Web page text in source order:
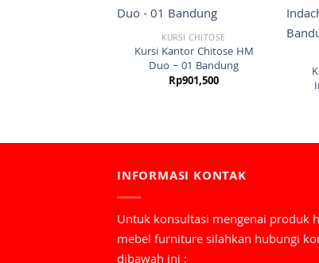
KURSI CHITOSE
Kursi Kantor Chitose HM
Duo – 01 Bandung
Rp901,500
INFORMASI KONTAK
Untuk konsultasi mengenai produk
mebel furniture silahkan hubungi